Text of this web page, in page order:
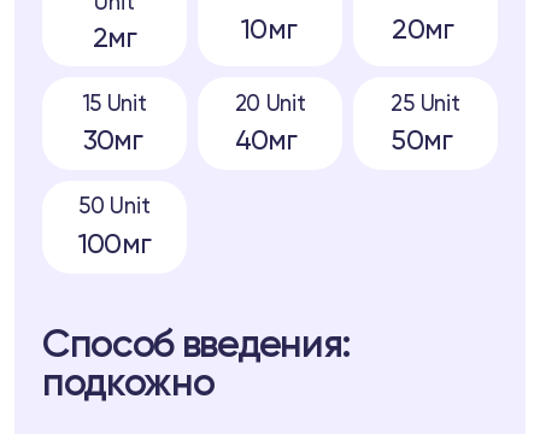
2мг 10мг 20мг
15 Unit
30мг
20 Unit
40мг
25 Unit
50мг
50 Unit
100мг
Способ введения:
подкожно